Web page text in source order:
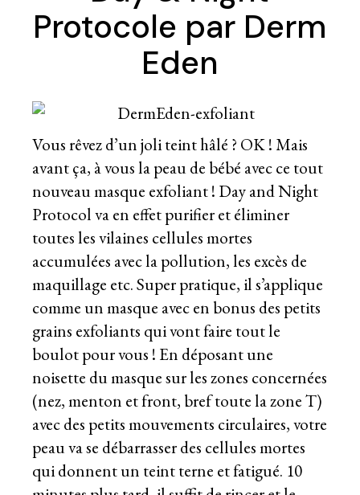
Protocole par Derm
Eden
Vous rêvez d’un joli teint hâlé ? OK ! Mais
avant ça, à vous la peau de bébé avec ce tout
nouveau masque exfoliant ! Day and Night
Protocol va en effet purifier et éliminer
toutes les vilaines cellules mortes
accumulées avec la pollution, les excès de
maquillage etc. Super pratique, il s’applique
comme un masque avec en bonus des petits
grains exfoliants qui vont faire tout le
boulot pour vous ! En déposant une
noisette du masque sur les zones concernées
(nez, menton et front, bref toute la zone T)
avec des petits mouvements circulaires, votre
peau va se débarrasser des cellules mortes
qui donnent un teint terne et fatigué. 10